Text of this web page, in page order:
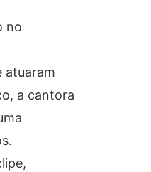
no
atuaram
a cantora